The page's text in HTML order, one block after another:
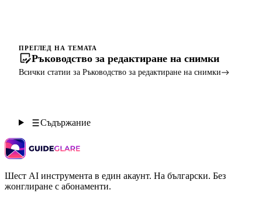
ПРЕГЛЕД НА ТЕМАТА
Ръководство за редактиране на снимки
Всички статии за Ръководство за редактиране на снимки
Съдържание
Шест AI инструмента в един акаунт. На български. Без
жонглиране с абонаменти.